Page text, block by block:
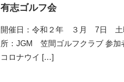
有志ゴルフ会
開催日：令和２年 ３月 7日
所：JGM 笠間ゴルフクラブ 参
コロナウイ […]